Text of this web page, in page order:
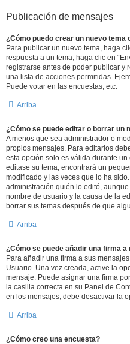
Publicación de mensajes
¿Cómo puedo crear un nuevo tema
Para publicar un nuevo tema, haga
respuesta a un tema, haga clic en
registrarse antes de poder publicar y
una lista de acciones permitidas.
Puede votar en las encuestas, etc.
Arriba
¿Cómo se puede editar o borrar un
A menos que sea administrador o
propios mensajes. Para editarlos
esta opción solo es válida durante
editase su tema, encontrará un
modificado y las veces que lo ha
administración quién lo editó,
nombre de usuario y la causa de la
borrar sus temas después de que
Arriba
¿Cómo se puede añadir una firma a
Para añadir una firma a sus
Usuario. Una vez creada, active la
mensaje. Puede asignar una firma
la casilla correcta en su Panel de
en los mensajes, debe desactivar la
Arriba
¿Cómo creo una encuesta?